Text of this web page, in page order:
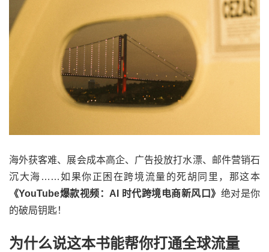
海外获客难、展会成本高企、广告投放打水漂、邮件营销石
沉大海……如果你正困在跨境流量的死胡同里，那这本
《YouTube爆款视频：AI 时代跨境电商新风口》 绝对是你
的破局钥匙！
为什么说这本书能帮你打通全球流量